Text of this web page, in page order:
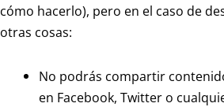
cómo hacerlo), pero en el caso de
otras cosas:
No podrás compartir
en Facebook, Twitter o